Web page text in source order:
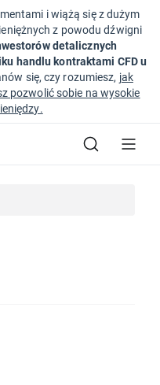
i wiążą się z dużym
z powodu dźwigni
detalicznych
handlu kontraktami CFD u
się, czy rozumiesz, jak
pozwolić sobie na wysokie